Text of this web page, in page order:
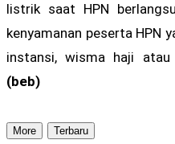
listrik saat HPN
kenyamanan peserta HPN
instansi, wisma haji atau
(beb)
More Terbaru